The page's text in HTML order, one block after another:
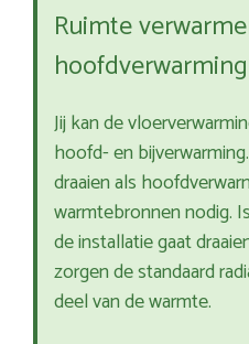
Ruimte
Jij kan de
hoofd- en
draaien als
warmtebronnen nodig.
de installatie gaat
zorgen de standaard
deel van de warmte.